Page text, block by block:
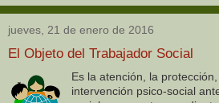
jueves, 21 de enero de 2016
El Objeto del Trabajador Social
Es la atención, la
intervención psico-social